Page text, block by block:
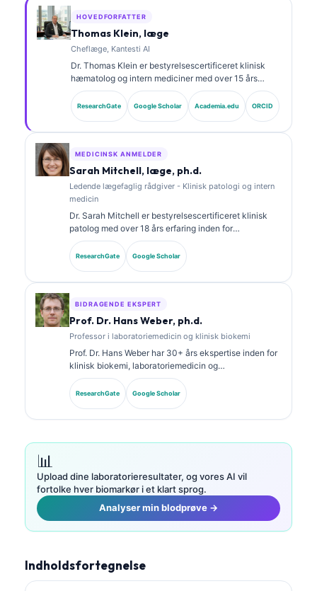
HOVEDFORFATTER
Thomas Klein, læge
Cheflæge, Kantesti AI
Dr. Thomas Klein er bestyrelsescertificeret klinisk
hæmatolog og intern mediciner med over 15 års
erfaring inden for laboratoriemedicin og AI-assisteret
klinisk analyse. Som Chief Medical Officer hos
Kantesti AI varetager han klinisk tilsyn med den
biomarkertolkning og laboratoriediagnostik inden for
laboratoriemedicinske emner.
ResearchGate Google Scholar Academia.edu ORCID
MEDICINSK ANMELDER
Sarah Mitchell, læge, ph.d.
Ledende lægefaglig rådgiver - Klinisk patologi og intern
medicin
Dr. Sarah Mitchell er bestyrelsescertificeret klinisk
patolog med over 18 års erfaring inden for
laboratoriemedicin og diagnostisk analyse. Hun har
specialecertificeringer i klinisk kemi og har publiceret
omfattende om biomarkørpaneler og
ResearchGate Google Scholar
BIDRAGENDE EKSPERT
Prof. Dr. Hans Weber, ph.d.
Professor i laboratoriemedicin og klinisk biokemi
Prof. Dr. Hans Weber har 30+ års ekspertise inden for
klinisk biokemi, laboratoriemedicin og
biomarkørforskning. Tidligere præsident for det tyske
selskab for klinisk kemi, og han specialiserer sig i
analyse af diagnostiske paneler, standardisering af
ResearchGate Google Scholar
📊
Upload dine laboratorieresultater, og vores AI vil
fortolke hver biomarkør i et klart sprog.
Analyser min blodprøve →
Indholdsfortegnelse